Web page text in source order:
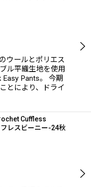
ウールとポリエス
ル平織生地を使用
Easy Pants。 今期
とにより、ドライ
Cuffless
レスビーニー-24秋